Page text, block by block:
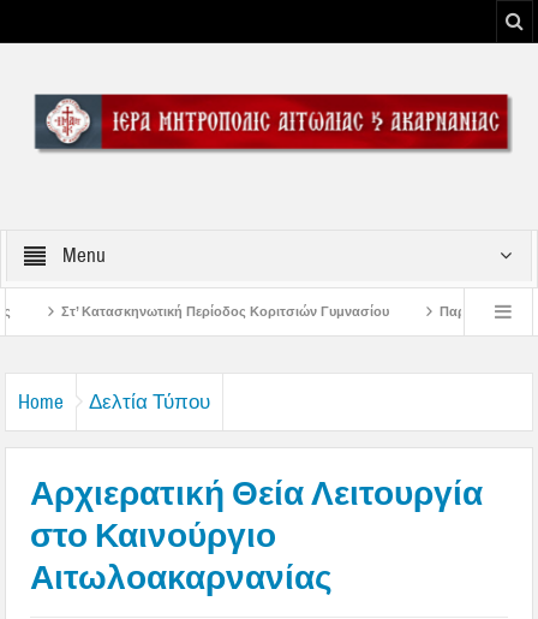
Menu
Κοριτσιών Γυμνασίου Παρακλήσεις πρώτης εβδομάδος
Home Δελτία Τύπου
Αρχιερατική Θεία Λειτουργία
στο Καινούργιο
Αιτωλοακαρνανίας